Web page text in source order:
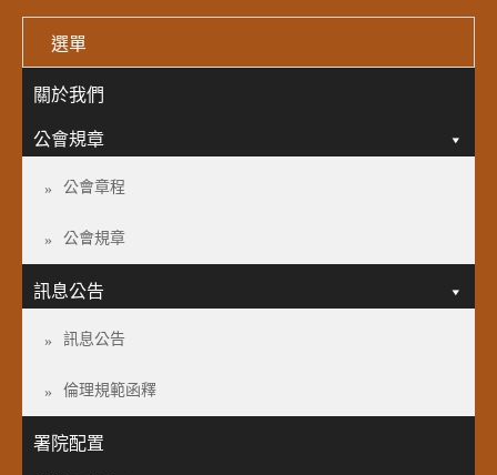
選單
關於我們
公會規章
公會章程
公會規章
訊息公告
訊息公告
倫理規範函釋
署院配置